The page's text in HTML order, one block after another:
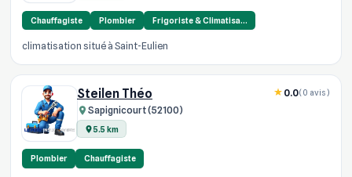
Chauffagiste Plombier Frigoriste & Climatisa…
climatisation situé à Saint-Eulien
Steilen Théo
Sapignicourt (52100)
5.5 km
0.0(0 avis)
Plombier Chauffagiste